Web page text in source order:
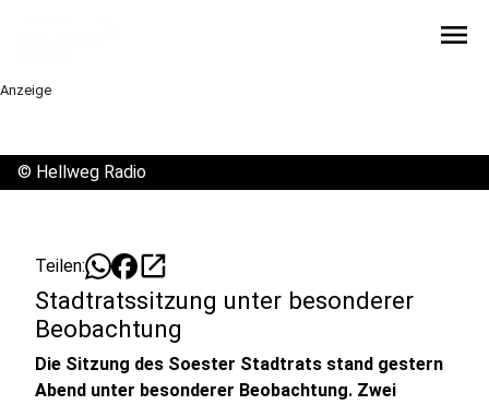
menu
Anzeige
© Hellweg Radio
Teilen: open_in_new
Stadtratssitzung unter besonderer
Beobachtung
Die Sitzung des Soester Stadtrats stand gestern
Abend unter besonderer Beobachtung. Zwei